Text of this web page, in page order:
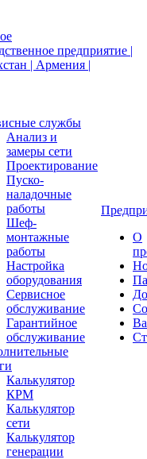
службы
Анализ и
замеры сети
Проектирование
Пуско-
наладочные
работы
Шеф-
монтажные
работы
Настройка
оборудования
Сервисное
обслуживание
Гарантийное
обслуживание
Калькулятор
КРМ
Калькулятор
сети
Калькулятор
генерации
О